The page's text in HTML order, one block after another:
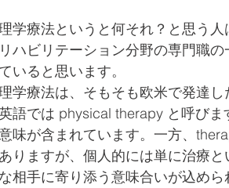
学療法というと何それ？と思う人
リハビリテーション分野の専門職
ていると思います。
学療法は、そもそも欧米で発達し
語では physical therapy と呼び
味が含まれています。一方、
ありますが、個人的には単に治療
な相手に寄り添う意味合いが込め